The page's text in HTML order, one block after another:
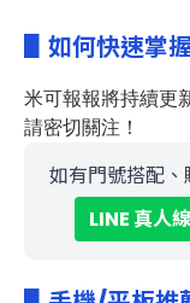
▋如何快速掌
米可報報將持續更
請密切關注！
如有門號搭配、
LINE 真人